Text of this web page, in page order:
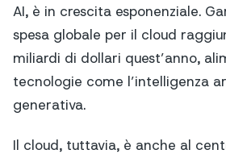
AI, è in crescita esponenziale.
spesa globale per il cloud
miliardi di dollari quest’anno,
tecnologie come l’intelligenza
generativa.
Il cloud, tuttavia, è anche al